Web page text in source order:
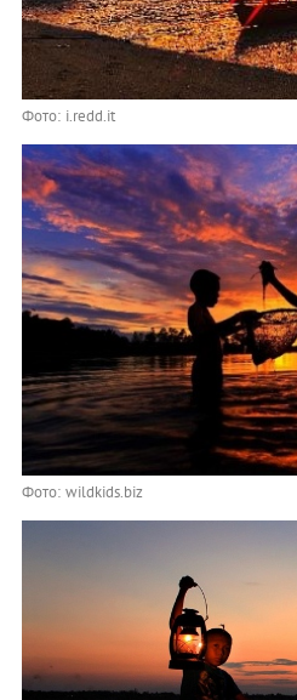
Фото: i.redd.it
Фото: wildkids.biz